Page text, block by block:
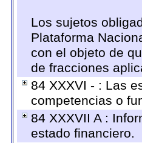
Los sujetos
Plataforma
con el objeto de
de fracciones
84 XXXVI - : Las
competencias o
84 XXXVII A :
estado financiero.